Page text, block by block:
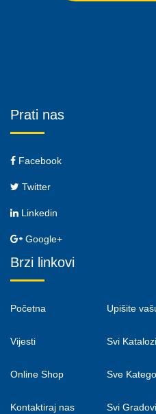
Prati nas
Facebook
Twitter
Linkedin
Google+
Brzi linkovi
Početna
Vijesti
Online Shop
Kontaktiraj nas
Upišite
Svi Katalozi
Sve
Svi Gradovi